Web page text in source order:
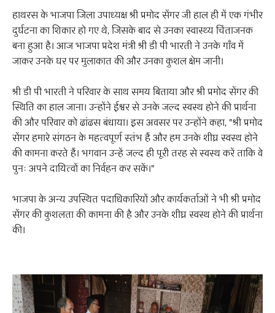
हाथरस के भाजपा जिला उपाध्यक्ष श्री प्रमोद सेंगर जी हाल ही में एक गंभीर
दुर्घटना का शिकार हो गए थे, जिसके बाद से उनका स्वास्थ्य चिंताजनक
बना हुआ है। आज भाजपा प्रदेश मंत्री श्री डी पी भारती ने उनके गाँव में
जाकर उनके घर पर मुलाकात की और उनका कुशल क्षेम जानी।
श्री डी पी भारती ने परिवार के साथ समय बिताया और श्री प्रमोद सेंगर की
स्थिति का हाल जाना। उन्होंने ईश्वर से उनके जल्द स्वस्थ होने की प्रार्थना
की और परिवार को ढांढस बंधाया। इस अवसर पर उन्होंने कहा, "श्री प्रमोद
सेंगर हमारे संगठन के महत्वपूर्ण स्तंभ हैं और हम उनके शीघ्र स्वस्थ होने
की कामना करते हैं। भगवान उन्हें जल्द ही पूरी तरह से स्वस्थ करें ताकि वे
पुनः अपने दायित्वों का निर्वहन कर सकें।"
भाजपा के अन्य उपस्थित पदाधिकारियों और कार्यकर्ताओं ने भी श्री प्रमोद
सेंगर की कुशलता की कामना की है और उनके शीघ्र स्वस्थ होने की प्रार्थना
की।